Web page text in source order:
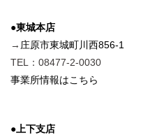
●東城本店
→ 庄原市東城町川西856-1
TEL：08477-2-0030
事業所情報はこちら
●上下支店